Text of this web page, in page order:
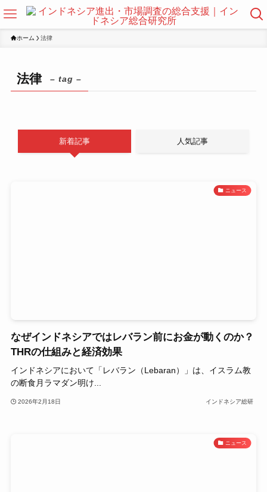
ホーム 法律
法律 – tag –
新着記事 人気記事
ニュース
なぜインドネシアではレバラン前にお金が動くのか？
THRの仕組みと経済効果
インドネシアにおいて「レバラン（Lebaran）」は、イスラム教
の断食月ラマダン明け...
2026年2月18日 インドネシア総研
ニュース